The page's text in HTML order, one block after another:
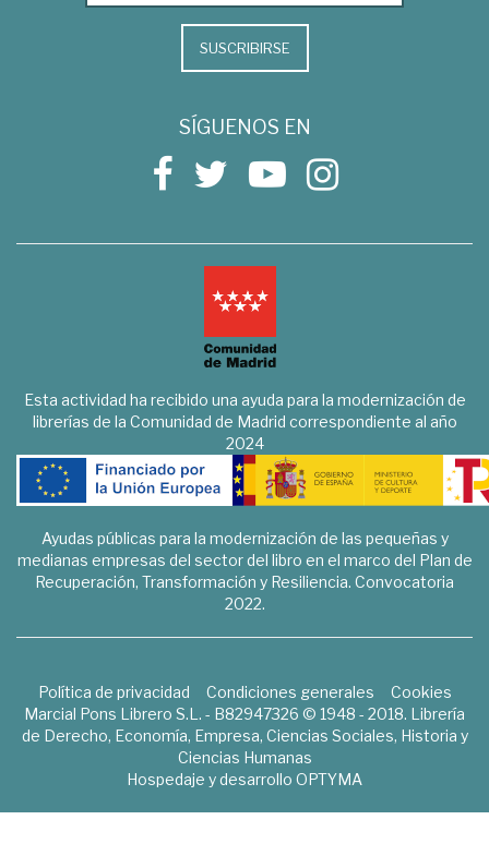
SUSCRIBIRSE
SÍGUENOS EN
Esta actividad ha recibido una ayuda para la modernización de
librerías de la Comunidad de Madrid correspondiente al año
2024
Ayudas públicas para la modernización de las pequeñas y
medianas empresas del sector del libro en el marco del Plan de
Recuperación, Transformación y Resiliencia. Convocatoria
2022.
Política de privacidad Condiciones generales
Cookies
Marcial Pons Librero S.L. - B82947326 © 1948 - 2018. Librería
de Derecho, Economía, Empresa, Ciencias Sociales, Historia y
Ciencias Humanas
Hospedaje y desarrollo OPTYMA